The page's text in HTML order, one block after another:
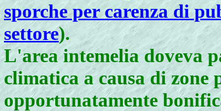
sporche per carenza di
settore).
L'area intemelia doveva
climatica a causa di zone
opportunatamente